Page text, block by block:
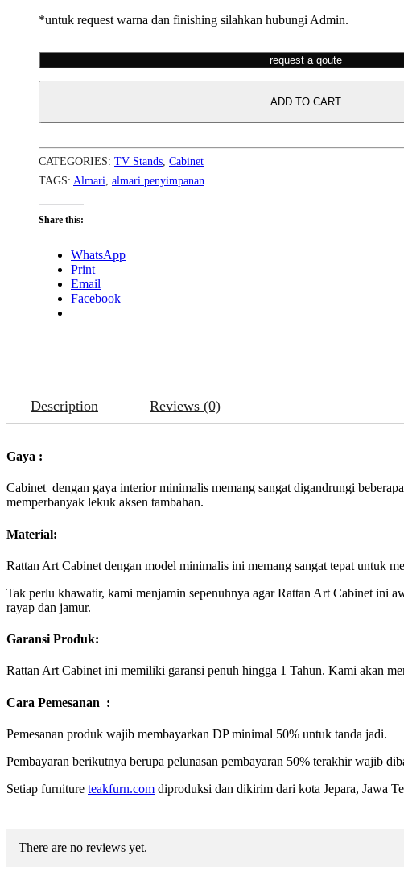
*untuk request warna dan finishing silahkan hubungi Admin.
request a qoute
ADD TO CART
CATEGORIES: TV Stands, Cabinet
TAGS: Almari, almari penyimpanan
Share this:
WhatsApp
Print
Email
Facebook
Description Reviews (0)
Gaya :
Cabinet dengan gaya interior minimalis memang sangat digandrungi
memperbanyak lekuk aksen tambahan.
Material:
Rattan Art Cabinet dengan model minimalis ini memang sangat tepat untuk
Tak perlu khawatir, kami menjamin sepenuhnya agar Rattan Art Cabinet ini
rayap dan jamur.
Garansi Produk:
Rattan Art Cabinet ini memiliki garansi penuh hingga 1 Tahun. Kami akan
Cara Pemesanan :
Pemesanan produk wajib membayarkan DP minimal 50% untuk tanda jadi.
Pembayaran berikutnya berupa pelunasan pembayaran 50% terakhir wajib
Setiap furniture teakfurn.com diproduksi dan dikirim dari kota Jepara, Jawa
There are no reviews yet.